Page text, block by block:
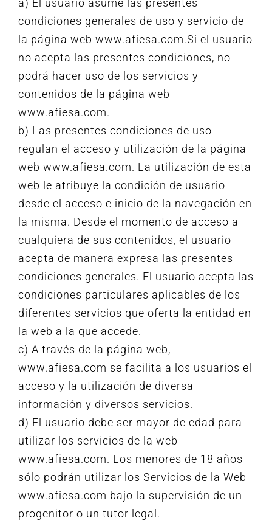
a) El usuario asume las presentes
condiciones generales de uso y servicio de
la página web www.afiesa.com.Si el usuario
no acepta las presentes condiciones, no
podrá hacer uso de los servicios y
contenidos de la página web
www.afiesa.com.
b) Las presentes condiciones de uso
regulan el acceso y utilización de la página
web www.afiesa.com. La utilización de esta
web le atribuye la condición de usuario
desde el acceso e inicio de la navegación en
la misma. Desde el momento de acceso a
cualquiera de sus contenidos, el usuario
acepta de manera expresa las presentes
condiciones generales. El usuario acepta las
condiciones particulares aplicables de los
diferentes servicios que oferta la entidad en
la web a la que accede.
c) A través de la página web,
www.afiesa.com se facilita a los usuarios el
acceso y la utilización de diversa
información y diversos servicios.
d) El usuario debe ser mayor de edad para
utilizar los servicios de la web
www.afiesa.com. Los menores de 18 años
sólo podrán utilizar los Servicios de la Web
www.afiesa.com bajo la supervisión de un
progenitor o un tutor legal.